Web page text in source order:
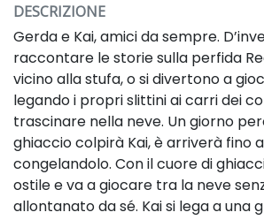
DESCRIZIONE
Gerda e Kai, amici da sempre.
raccontare le storie sulla perfida
vicino alla stufa, o si divertono a
legando i propri slittini ai carri dei
trascinare nella neve. Un giorno
ghiaccio colpirà Kai, è arriverà fino
congelandolo. Con il cuore di
ostile e va a giocare tra la neve
allontanato da sé. Kai si lega a una